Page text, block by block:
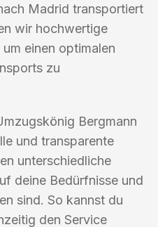
Madrid transportiert
wir hochwertige
einen optimalen
zu
Bergmann
und transparente
unterschiedliche
deine Bedürfnisse und
sind. So kannst du
den Service